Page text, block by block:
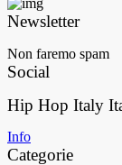
Newsletter
Non faremo spam
Social
Hip Hop Italy
Info
Categorie